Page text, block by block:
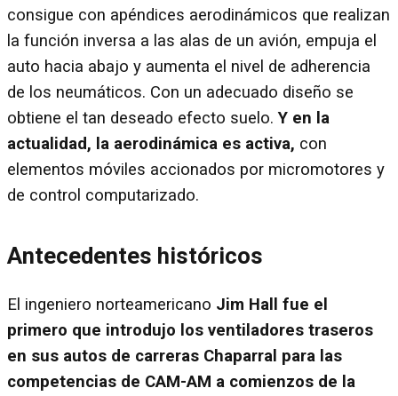
consigue con apéndices aerodinámicos que realizan
la función inversa a las alas de un avión, empuja el
auto hacia abajo y aumenta el nivel de adherencia
de los neumáticos. Con un adecuado diseño se
obtiene el tan deseado efecto suelo.Y en la
actualidad, la aerodinámica es activa, con
elementos móviles accionados por micromotores y
de control computarizado.
Antecedentes históricos
El ingeniero norteamericano Jim Hall fue el
primero que introdujo los ventiladores traseros
en sus autos de carreras Chaparral para las
competencias de CAM-AM a comienzos de la